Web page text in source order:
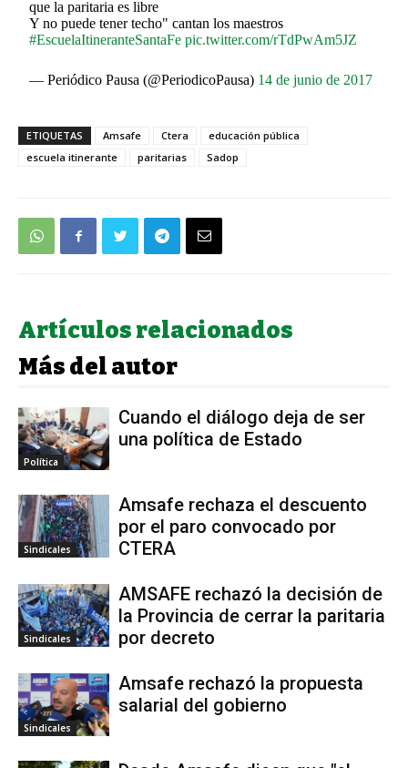
que la paritaria es libre
Y no puede tener techo" cantan los maestros
#EscuelaItineranteSantaFe pic.twitter.com/rTdPwAm5JZ
— Periódico Pausa (@PeriodicoPausa) 14 de junio de 2017
ETIQUETAS Amsafe Ctera
educación pública
escuela itinerante
paritarias Sadop
Artículos relacionados
Más del autor
Política
Cuando el diálogo deja de ser
una política de Estado
Sindicales
Amsafe rechaza el descuento
por el paro convocado por
CTERA
Sindicales
AMSAFE rechazó la decisión de
la Provincia de cerrar la paritaria
por decreto
Sindicales
Amsafe rechazó la propuesta
salarial del gobierno